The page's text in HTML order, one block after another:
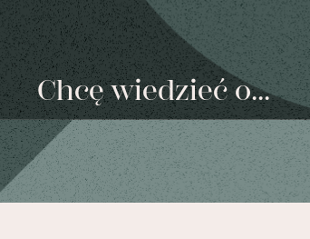
Chcę wiedzieć o...